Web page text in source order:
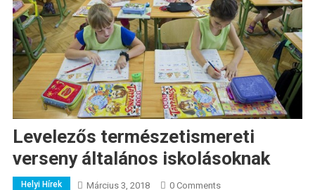
Levelezős természetismereti
verseny általános iskolásoknak
Helyi Hírek Március 3, 2018 0 Comments